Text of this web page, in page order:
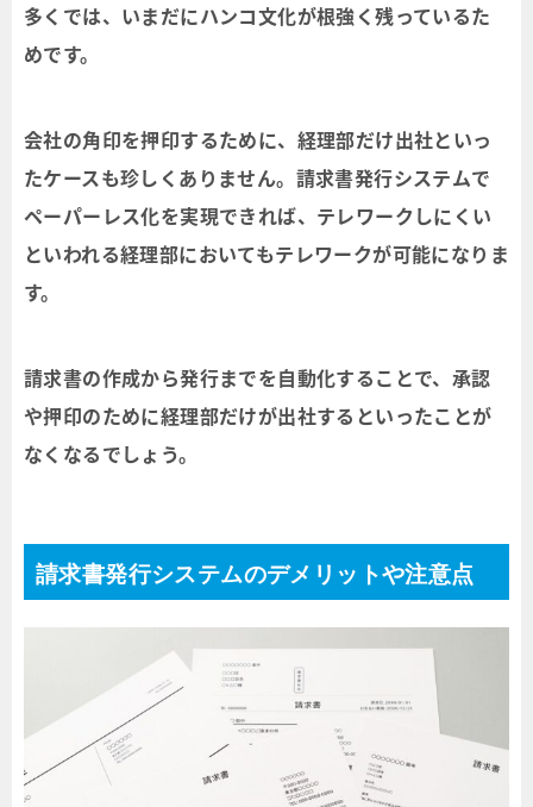
多くでは、いまだにハンコ文化が根強く残っているた
めです。
会社の角印を押印するために、経理部だけ出社といっ
たケースも珍しくありません。請求書発行システムで
ペーパーレス化を実現できれば、テレワークしにくい
といわれる経理部においてもテレワークが可能になりま
す。
請求書の作成から発行までを自動化することで、承認
や押印のために経理部だけが出社するといったことが
なくなるでしょう。
請求書発行システムのデメリットや注意点